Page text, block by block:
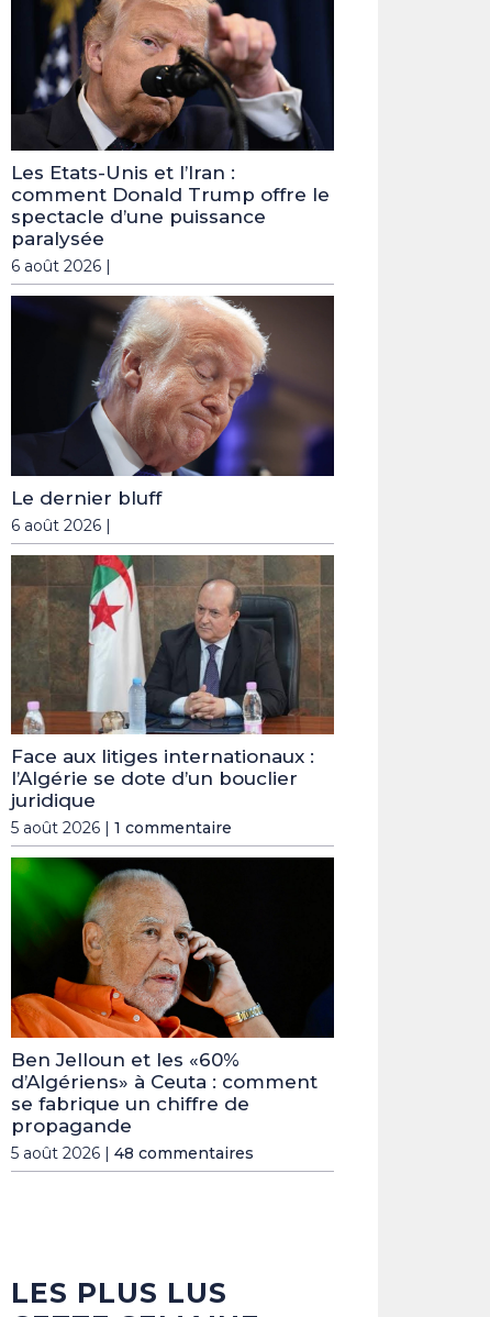
Les Etats-Unis et l’Iran :
comment Donald Trump offre le
spectacle d’une puissance
paralysée
6 août 2026 |
Le dernier bluff
6 août 2026 |
Face aux litiges internationaux :
l’Algérie se dote d’un bouclier
juridique
5 août 2026 | 1 commentaire
Ben Jelloun et les «60%
d’Algériens» à Ceuta : comment
se fabrique un chiffre de
propagande
5 août 2026 | 48 commentaires
LES PLUS LUS